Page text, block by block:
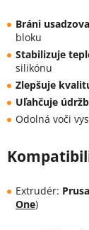
Bráni
bloku
Stabilizuje
silikónu
Zlepšuje
Uľahčuje
Odolná voči
Extrudér:
One)